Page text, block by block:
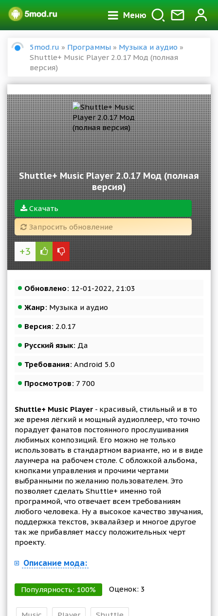
Меню
5mod.ru » Программы » Музыка и аудио »
Shuttle+ Music Player 2.0.17 Мод (полная
версия)
Shuttle+ Music Player 2.0.17 Мод (полная
версия)
Скачать
Запросить обновление
+3
Обновлено: 12-01-2022, 21:03
Жанр: Музыка и аудио
Версия: 2.0.17
Русский язык: Да
Требования: Android 5.0
Просмотров: 7 700
Shuttle+ Music Player - красивый, стильный и в то
же время лёгкий и мощный аудиоплеер, что точно
порадует фанатов постоянного прослушивания
любимых композиций. Его можно не только
использовать в стандартном варианте, но и в виде
лаунчера на рабочем столе. С обложкой альбома,
кнопками управления и прочими чертами
выбранными по желанию пользователем. Это
позволяет сделать Shuttle+ именно той
программой, что отвечает всем требованиям
любого человека. Ну а высокое качество звучания,
поддержка текстов, эквалайзер и многое другое
так же прибавляет массу положительных черт
проекту.
Описание мода:
Популярность: 100% Оценок: 3